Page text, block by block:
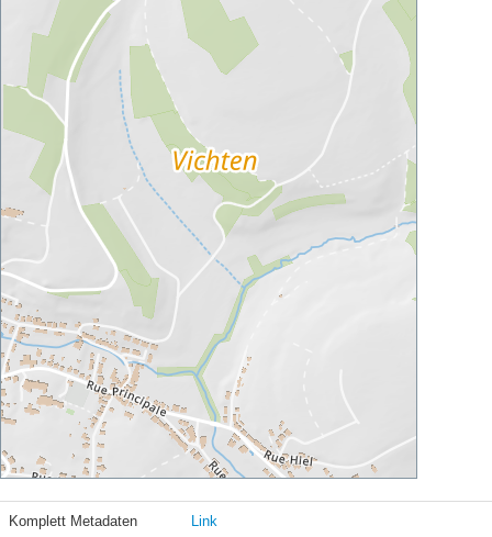
Komplett Metadaten Link